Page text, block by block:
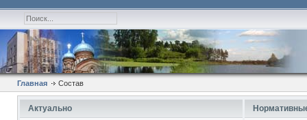
Главная Состав
Актуально